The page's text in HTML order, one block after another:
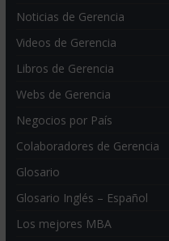
Noticias de Gerencia
Videos de Gerencia
Libros de Gerencia
Webs de Gerencia
Negocios por País
Colaboradores de Gerencia
Glosario
Glosario Inglés – Español
Los mejores MBA